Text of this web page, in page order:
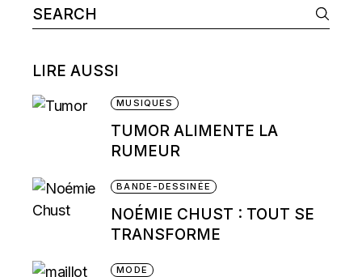
Search
for:
LIRE AUSSI
MUSIQUES
TUMOR ALIMENTE LA
RUMEUR
BANDE-DESSINÉE
NOÉMIE CHUST : TOUT SE
TRANSFORME
MODE